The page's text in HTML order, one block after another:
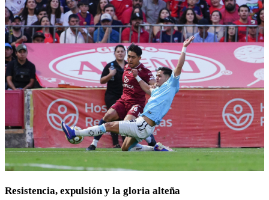
Resistencia, expulsión y la gloria alteña